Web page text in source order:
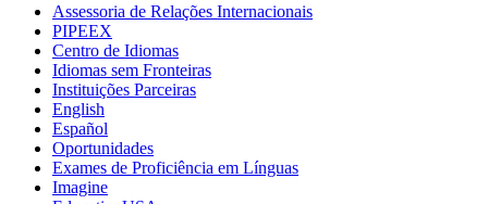
Assessoria de Relações Internacionais
PIPEEX
Centro de Idiomas
Idiomas sem Fronteiras
Instituições Parceiras
English
Español
Oportunidades
Exames de Proficiência em Línguas
Imagine